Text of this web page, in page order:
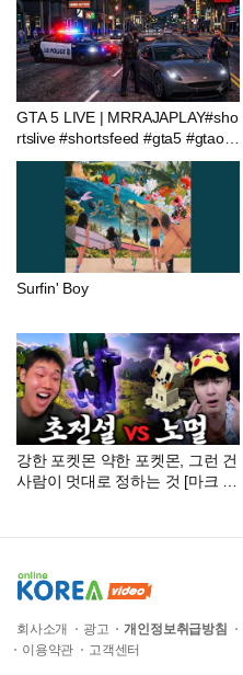
GTA 5 LIVE | MRRAJAPLAY#sho
rtslive #shortsfeed #gta5 #gtaonli
ne
Surfin' Boy
강한 포켓몬 약한 포켓몬, 그런 건
사람이 멋대로 정하는 것 [마크 코
회사소개 광고 개인정보취급방침
이용약관
고객센터